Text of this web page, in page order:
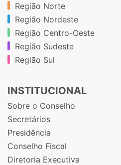
Região Norte
Região Nordeste
Região Centro-Oeste
Região Sudeste
Região Sul
INSTITUCIONAL
Sobre o Conselho
Secretários
Presidência
Conselho Fiscal
Diretoria Executiva